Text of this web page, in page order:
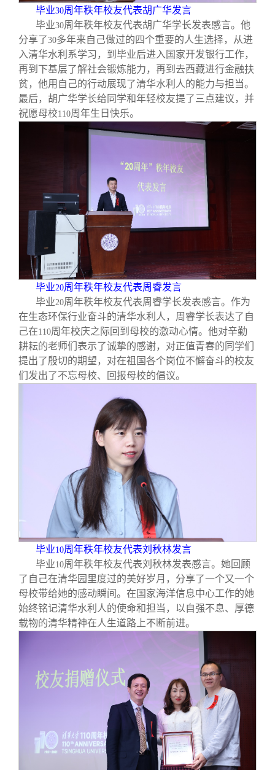
毕业30周年秩年校友代表胡广华发言
毕业30周年秩年校友代表胡广华学长发表感言。他
分享了30多年来自己做过的四个重要的人生选择，从进
入清华水利系学习，到毕业后进入国家开发银行工作，
再到下基层了解社会锻炼能力，再到去西藏进行金融扶
贫，他用自己的行动展现了清华水利人的能力与担当。
最后，胡广华学长给同学和年轻校友提了三点建议，并
祝愿母校110周年生日快乐。
毕业20周年秩年校友代表周睿发言
毕业20周年秩年校友代表周睿学长发表感言。作为
在生态环保行业奋斗的清华水利人，周睿学长表达了自
己在110周年校庆之际回到母校的激动心情。他对辛勤
耕耘的老师们表示了诚挚的感谢，对正值青春的同学们
提出了殷切的期望，对在祖国各个岗位不懈奋斗的校友
们发出了不忘母校、回报母校的倡议。
毕业10周年秩年校友代表刘秋林发言
毕业10周年秩年校友代表刘秋林发表感言。她回顾
了自己在清华园里度过的美好岁月，分享了一个又一个
母校带给她的感动瞬间。在国家海洋信息中心工作的她
始终铭记清华水利人的使命和担当，以自强不息、厚德
载物的清华精神在人生道路上不断前进。